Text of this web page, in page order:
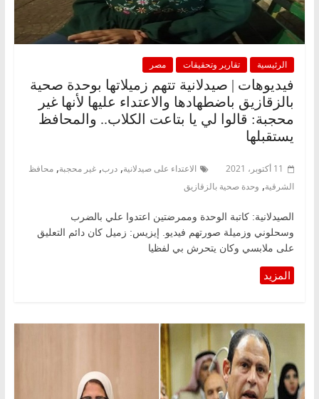
الرئيسية تقارير وتحقيقات مصر
فيديوهات | صيدلانية تتهم زميلاتها بوحدة صحية
بالزقازيق باضطهادها والاعتداء عليها لأنها غير
محجبة: قالوا لي يا بتاعت الكلاب.. والمحافظ
يستقبلها
11 أكتوبر، 2021 الاعتداء على صيدلانية, درب, غير محجبة, محافظ
الشرقية, وحدة صحية بالزقازيق
الصيدلانية: كاتبة الوحدة وممرضتين اعتدوا علي بالضرب
وسحلوني وزميلة صورتهم فيديو. إيزيس: زميل كان دائم التعليق
على ملابسي وكان يتحرش بي لفظيا